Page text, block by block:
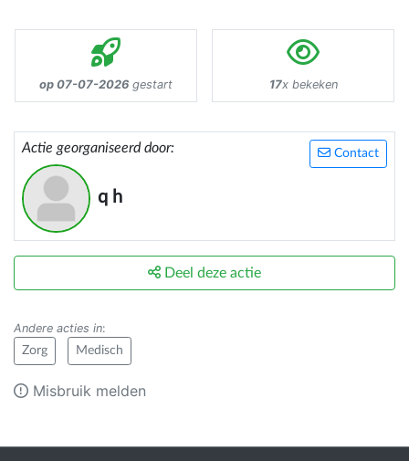
op 07-07-2026 gestart 17x bekeken
Contact
Actie georganiseerd door:
q h
Deel deze actie
Andere acties in:
Zorg Medisch
Misbruik melden